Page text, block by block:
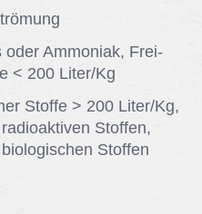
oder Am­mo­ni­ak, Frei­
< 200 Li­ter/​Kg
Stof­fe > 200 Li­ter/​Kg,
Stof­fen,
Stof­fen